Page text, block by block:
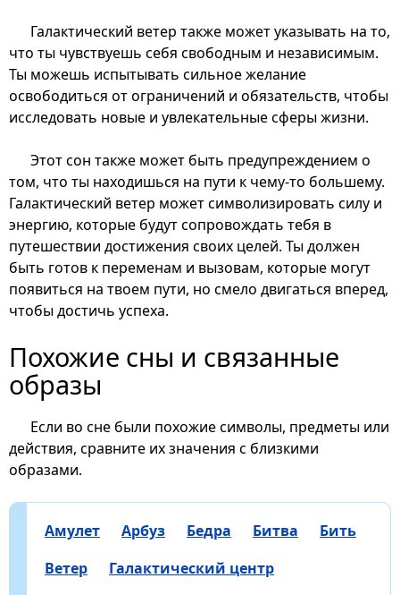
Галактический ветер также может указывать на то,
что ты чувствуешь себя свободным и независимым.
Ты можешь испытывать сильное желание
освободиться от ограничений и обязательств, чтобы
исследовать новые и увлекательные сферы жизни.
Этот сон также может быть предупреждением о
том, что ты находишься на пути к чему-то большему.
Галактический ветер может символизировать силу и
энергию, которые будут сопровождать тебя в
путешествии достижения своих целей. Ты должен
быть готов к переменам и вызовам, которые могут
появиться на твоем пути, но смело двигаться вперед,
чтобы достичь успеха.
Похожие сны и связанные
образы
Если во сне были похожие символы, предметы или
действия, сравните их значения с близкими
образами.
Амулет Арбуз Бедра Битва
Бить
Ветер
Галактический центр